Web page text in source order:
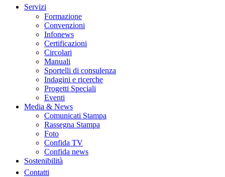
Servizi
Formazione
Convenzioni
Infonews
Certificazioni
Circolari
Manuali
Sportelli di consulenza
Indagini e ricerche
Progetti Speciali
Eventi
Media & News
Comunicati Stampa
Rassegna Stampa
Foto
Confida TV
Confida news
Sostenibilità
Contatti